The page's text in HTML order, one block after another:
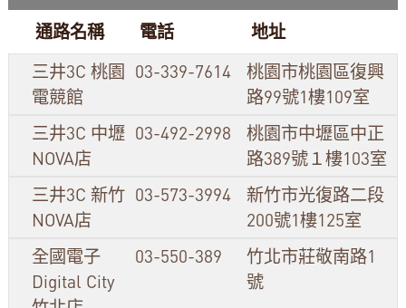
通路名稱
電話
地址
三井3C 桃園
電競館
03-339-7614
桃園市桃園區復興
路99號1樓109室
三井3C 中壢
NOVA店
03-492-2998
桃園市中壢區中正
路389號１樓103室
三井3C 新竹
NOVA店
03-573-3994
新竹市光復路二段
200號1樓125室
全國電子
Digital City
03-550-389
竹北市莊敬南路1
號